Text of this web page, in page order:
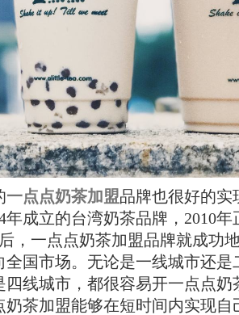
一点点奶茶加盟品牌也很好的实
年成立的台湾奶茶品牌，2010
，一点点奶茶加盟品牌就成功
全国市场。无论是一线城市还是
四线城市，都很容易开一点点奶
奶茶加盟能够在短时间内实现自